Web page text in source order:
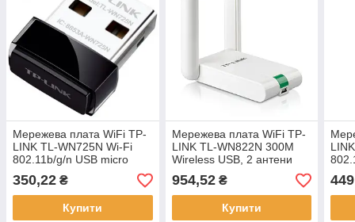
Мережева плата WiFi TP-
LINK TL-WN725N Wi-Fi
802.11b/g/n USB micro
350,22 ₴
Купити
Мережева плата WiFi TP-
LINK TL-WN822N 300M
Wireless USB, 2 антени
3dBi
954,52₴
Купити
449